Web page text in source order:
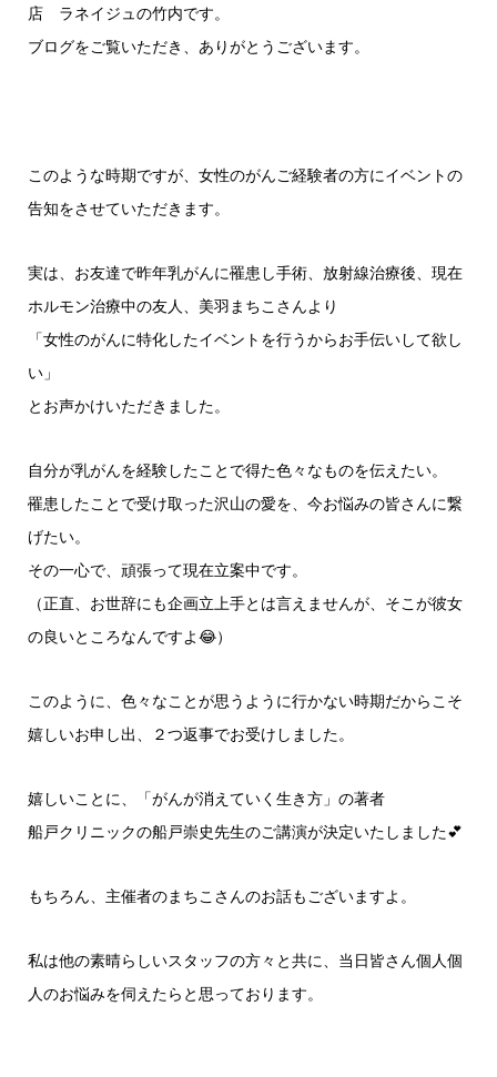
店 ラネイジュの竹内です。
ブログをご覧いただき、ありがとうございます。
このような時期ですが、女性のがんご経験者の方にイベントの
告知をさせていただきます。
実は、お友達で昨年乳がんに罹患し手術、放射線治療後、現在
ホルモン治療中の友人、美羽まちこさんより
「女性のがんに特化したイベントを行うからお手伝いして欲し
い」
とお声かけいただきました。
自分が乳がんを経験したことで得た色々なものを伝えたい。
罹患したことで受け取った沢山の愛を、今お悩みの皆さんに繋
げたい。
その一心で、頑張って現在立案中です。
（正直、お世辞にも企画立上手とは言えませんが、そこが彼女
の良いところなんですよ😂）
このように、色々なことが思うように行かない時期だからこそ
嬉しいお申し出、２つ返事でお受けしました。
嬉しいことに、「がんが消えていく生き方」の著者
船戸クリニックの船戸崇史先生のご講演が決定いたしました💕
もちろん、主催者のまちこさんのお話もございますよ。
私は他の素晴らしいスタッフの方々と共に、当日皆さん個人個
人のお悩みを伺えたらと思っております。